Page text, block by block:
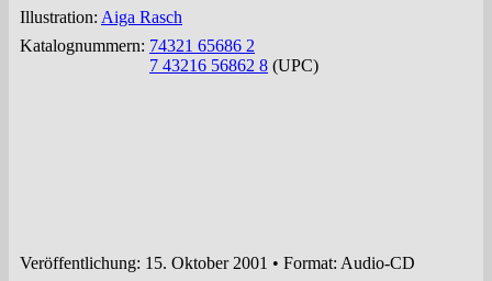
Illustration: Aiga Rasch
Katalognummern: 74321 65686 2
7 43216 56862 8 (UPC)
Veröffentlichung: 15. Oktober 2001 • Format: Audio-CD